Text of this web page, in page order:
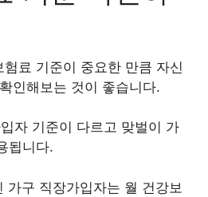
료 기준이 중요한 만큼 자신
인해보는 것이 좋습니다.
자 기준이 다르고 맞벌이 가
됩니다.
가구 직장가입자는 월 건강보